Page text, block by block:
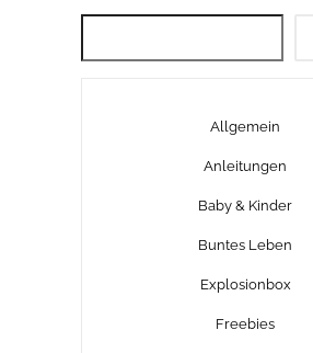
Allgemein
Anleitungen
Baby & Kinder
Buntes Leben
Explosionbox
Freebies